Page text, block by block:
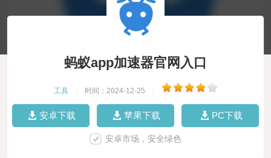
蚂蚁app加速器官网入口
工具 时间：2024-12-25
安卓下载 苹果下载 PC下载
安卓市场，安全绿色